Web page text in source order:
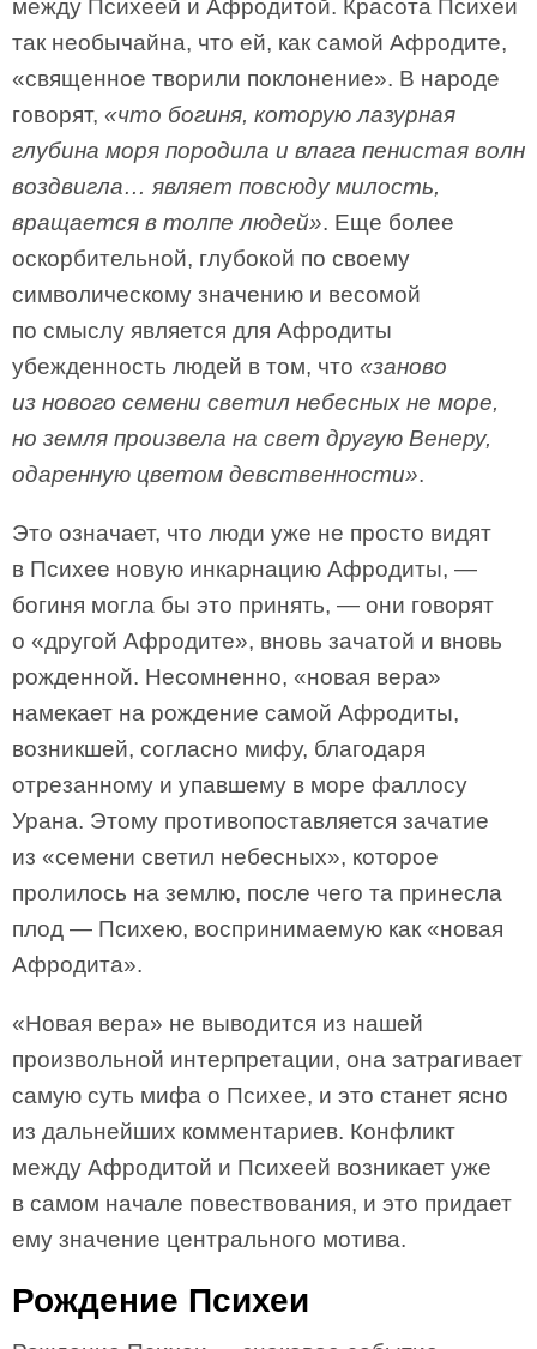
между Психеей и Афродитой. Красота Психеи
так необычайна, что ей, как самой Афродите,
«священное творили поклонение». В народе
говорят, «что богиня, которую лазурная
глубина моря породила и влага пенистая волн
воздвигла… являет повсюду милость,
вращается в толпе людей». Еще более
оскорбительной, глубокой по своему
символическому значению и весомой
по смыслу является для Афродиты
убежденность людей в том, что «заново
из нового семени светил небесных не море,
но земля произвела на свет другую Венеру,
одаренную цветом девственности».
Это означает, что люди уже не просто видят
в Психее новую инкарнацию Афродиты, —
богиня могла бы это принять, — они говорят
о «другой Афродите», вновь зачатой и вновь
рожденной. Несомненно, «новая вера»
намекает на рождение самой Афродиты,
возникшей, согласно мифу, благодаря
отрезанному и упавшему в море фаллосу
Урана. Этому противопоставляется зачатие
из «семени светил небесных», которое
пролилось на землю, после чего та принесла
плод — Психею, воспринимаемую как «новая
Афродита».
«Новая вера» не выводится из нашей
произвольной интерпретации, она затрагивает
самую суть мифа о Психее, и это станет ясно
из дальнейших комментариев. Конфликт
между Афродитой и Психеей возникает уже
в самом начале повествования, и это придает
ему значение центрального мотива.
Рождение Психеи